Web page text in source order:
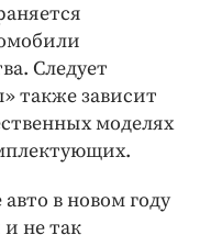
Следует
также зависит
моделях
в новом году
не так